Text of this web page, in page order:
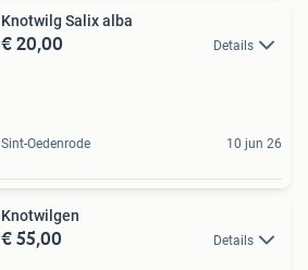
Knotwilg Salix alba
€ 20,00 Details
Sint-Oedenrode 10 jun 26
Knotwilgen
€ 55,00 Details